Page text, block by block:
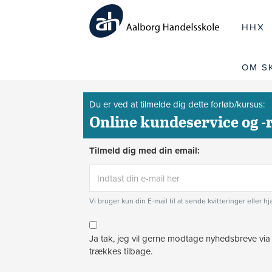
HHX
OM
Du er ved at tilmelde dig dette forløb/kursus:
Online kundeservice og
Tilmeld dig med din email:
Vi bruger kun din E-mail til at sende kvitteringer eller
Ja tak, jeg vil gerne modtage nyhedsbreve
trækkes tilbage.